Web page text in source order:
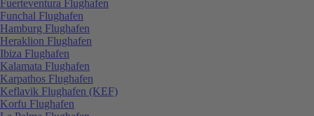
Fuerteventura Flughafen
Funchal Flughafen
Hamburg Flughafen
Heraklion Flughafen
Ibiza Flughafen
Kalamata Flughafen
Karpathos Flughafen
Keflavik Flughafen (KEF)
Korfu Flughafen